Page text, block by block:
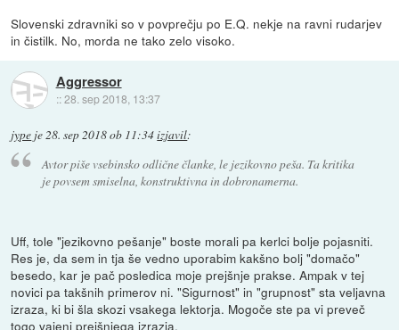
Slovenski zdravniki so v povprečju po E.Q. nekje na ravni rudarjev
in čistilk. No, morda ne tako zelo visoko.
Aggressor
::28. sep 2018, 13:37
jype je 28. sep 2018 ob 11:34izjavil:
Avtor piše vsebinsko odlične članke, le jezikovno peša. Ta kritika
je povsem smiselna, konstruktivna in dobronamerna.
Uff, tole "jezikovno pešanje" boste morali pa kerlci bolje pojasniti.
Res je, da sem in tja še vedno uporabim kakšno bolj "domačo"
besedo, kar je pač posledica moje prejšnje prakse. Ampak v tej
novici pa takšnih primerov ni. "Sigurnost" in "grupnost" sta veljavna
izraza, ki bi šla skozi vsakega lektorja. Mogoče ste pa vi preveč
togo vajeni prejšnjega izrazja.